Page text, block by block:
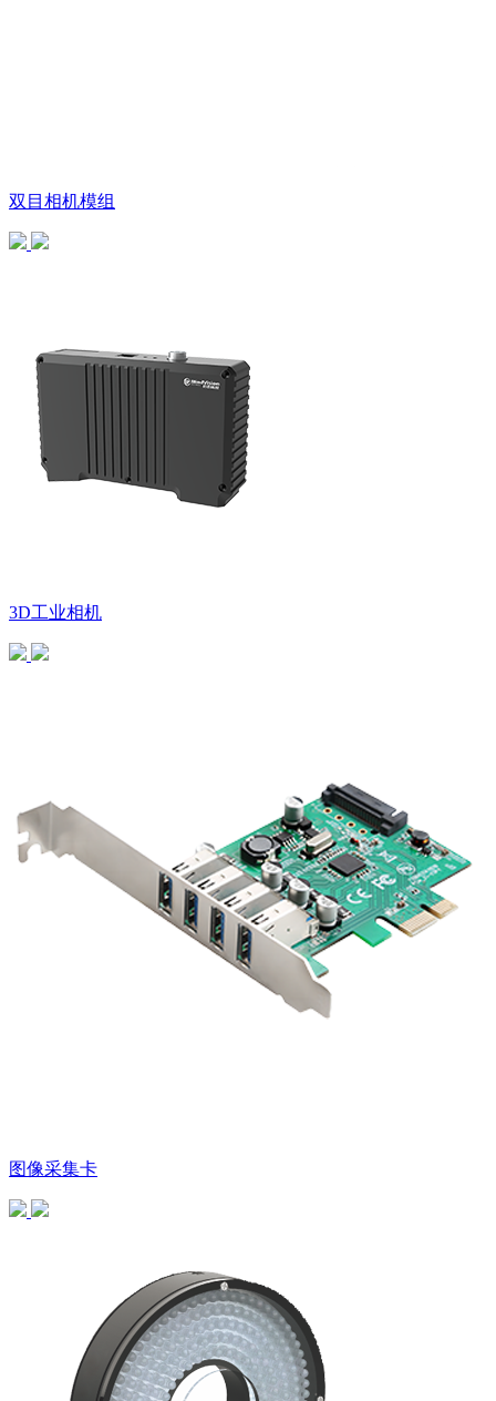
双目相机模组
3D工业相机
图像采集卡